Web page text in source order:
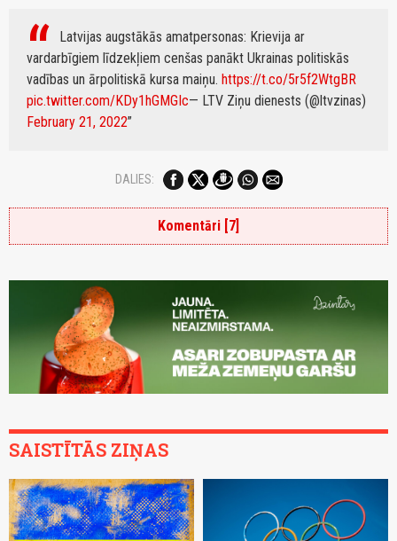
Latvijas augstākās amatpersonas: Krievija ar
vardarbīgiem līdzekļiem cenšas panākt Ukrainas politiskās
vadības un ārpolitiskā kursa maiņu. https://t.co/5r5f2WtgBR
pic.twitter.com/KDy1hGMGIc— LTV Ziņu dienests (@ltvzinas)
February 21, 2022
DALIES:
Komentāri [7]
SAISTĪTĀS ZIŅAS